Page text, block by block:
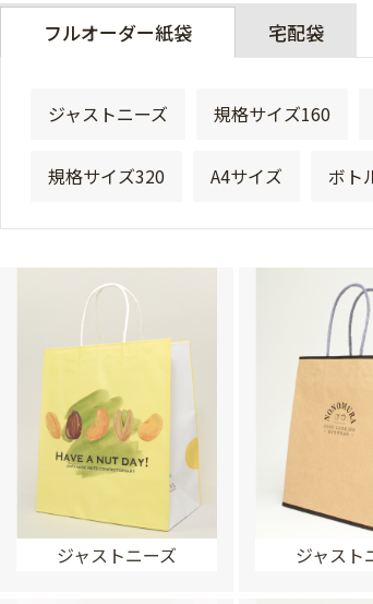
フルオーダー紙袋 宅配袋
ジャストニーズ 規格サイズ160
規格サイズ320 A4サイズ ボト
ジャストニーズ ジャスト